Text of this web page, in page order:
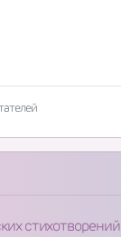
стихотворений